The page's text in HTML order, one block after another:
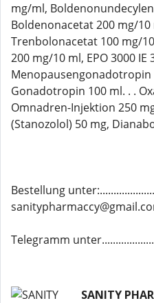
mg/ml,
Boldenonacetat 200 mg/
Trenbolonacetat 100 mg/
200 mg/10 ml, EPO 3000 IE
Menopausengonadotropin
Gonadotropin 100 ml. . .
Omnadren-Injektion 250
(Stanozolol) 50 mg,
Bestellung
Telegramm
SANITY